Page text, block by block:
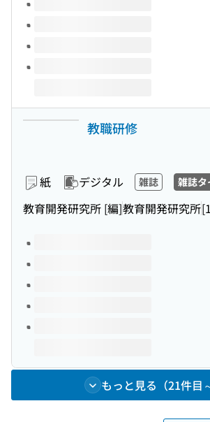
教職研修
紙 デジタル 雑誌 雑誌
教育開発研究所 [編]教育開発研究所
このタイトルの巻号
もっと見る（21件目